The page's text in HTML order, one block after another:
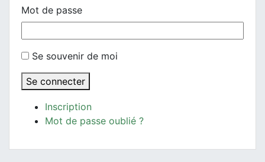
Mot de passe
Se souvenir de moi
Se connecter
Inscription
Mot de passe oublié ?